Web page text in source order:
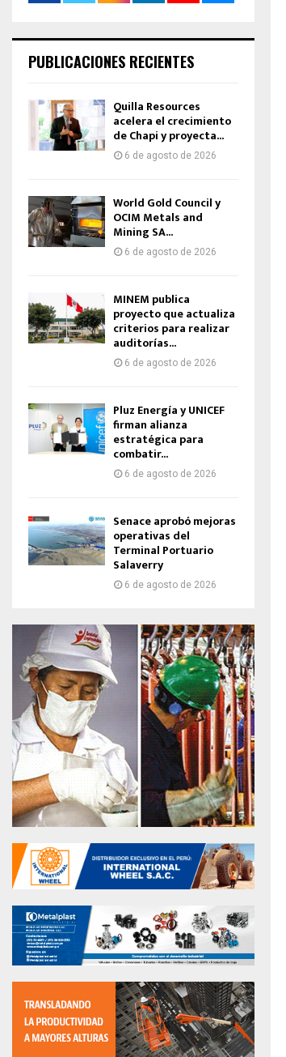
PUBLICACIONES RECIENTES
Quilla Resources
acelera el crecimiento
de Chapi y proyecta...
6 de agosto de 2026
World Gold Council y
OCIM Metals and
Mining SA...
6 de agosto de 2026
MINEM publica
proyecto que actualiza
criterios para realizar
auditorías...
6 de agosto de 2026
Pluz Energía y UNICEF
firman alianza
estratégica para
combatir...
6 de agosto de 2026
Senace aprobó mejoras
operativas del
Terminal Portuario
Salaverry
6 de agosto de 2026